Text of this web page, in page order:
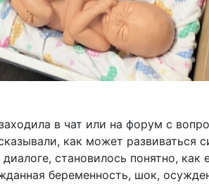
в чат или на форум с
как может развиваться
становилось понятно,
беременность, шок,